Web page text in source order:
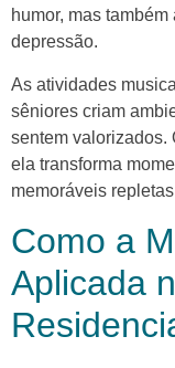
humor, mas
depressão.
As atividades
sêniores criam
sentem valorizados.
ela transforma
memoráveis
Como a
Aplicada